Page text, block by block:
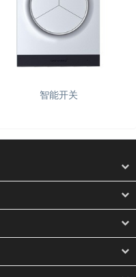
智能开关